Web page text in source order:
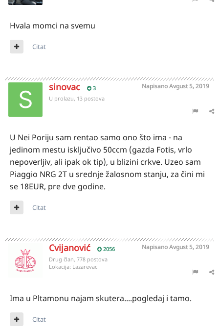
Hvala momci na svemu
Citat
sinovac 3 NapisanoAvgust 5, 2019
U prolazu, 13 postova
U Nei Poriju sam rentao samo ono što ima - na
jedinom mestu isključivo 50ccm (gazda Fotis, vrlo
nepoverljiv, ali ipak ok tip), u blizini crkve. Uzeo sam
Piaggio NRG 2T u srednje žalosnom stanju, za čini mi
se 18EUR, pre dve godine.
Citat
Cvijanović 2056 NapisanoAvgust 5, 2019
Drug član, 778 postova
Lokacija: Lazarevac
Ima u Pltamonu najam skutera....pogledaj i tamo.
Citat